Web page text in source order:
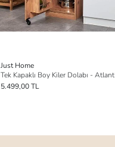
Just Home
Tek Kapaklı Boy Kiler Dolabı -
5.499,00 TL